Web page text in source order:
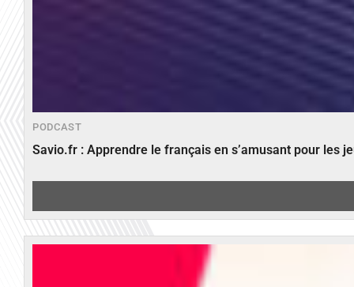
PODCAST
Savio.fr : Apprendre le français en s’amusant pour les